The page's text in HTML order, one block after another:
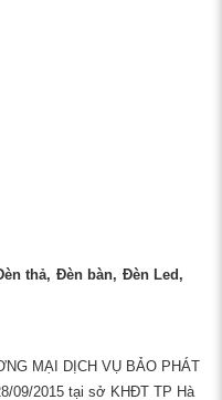
thả Đèn bàn
Đèn Led
MẠI DỊCH VỤ BẢO PHÁT
09/2015 tại sở KHĐT TP Hà